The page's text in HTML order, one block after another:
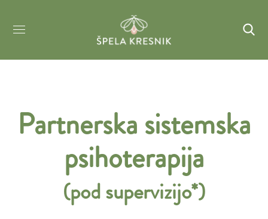
Partnerska sistemska
psihoterapija
(pod supervizijo*)